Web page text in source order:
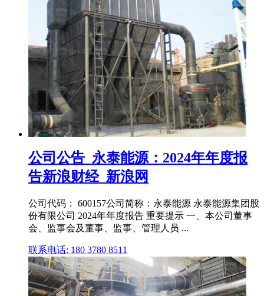
公司公告_永泰能源：2024年年度报
告新浪财经_新浪网
公司代码： 600157公司简称：永泰能源 永泰能源集团股
份有限公司 2024年年度报告 重要提示 一、本公司董事
会、监事会及董事、监事、管理人员 ...
联系电话: 180 3780 8511